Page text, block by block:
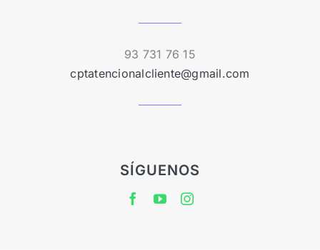
93 731 76 15
cptatencionalcliente@gmail.com
SÍGUENOS